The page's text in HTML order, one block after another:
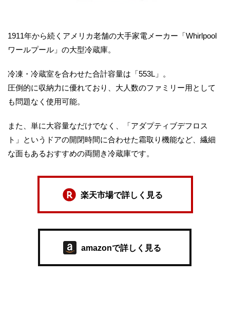
1911年から続くアメリカ老舗の大手家電メーカー「Whirlpool
ワールプール」の大型冷蔵庫。
冷凍・冷蔵室を合わせた合計容量は「553L」。
圧倒的に収納力に優れており、大人数のファミリー用として
も問題なく使用可能。
また、単に大容量なだけでなく、「アダプティブデフロス
ト」というドアの開閉時間に合わせた霜取り機能など、繊細
な面もあるおすすめの両開き冷蔵庫です。
楽天市場で詳しく見る
amazonで詳しく見る